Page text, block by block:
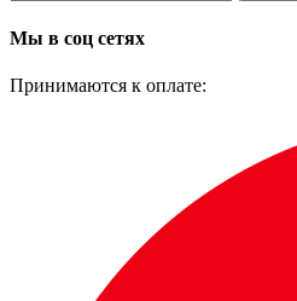
Мы в соц сетях
Принимаются к оплате: